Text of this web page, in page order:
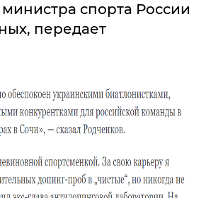
спорта России
передает